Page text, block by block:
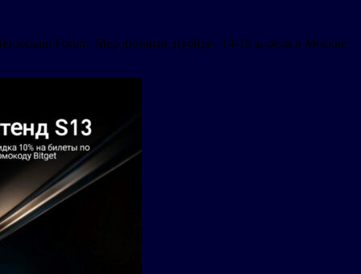
Forum. Мероприятие пройдет 14-15 апреля в Москве